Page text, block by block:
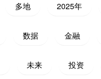
多地 2025年
数据 金融
未来 投资